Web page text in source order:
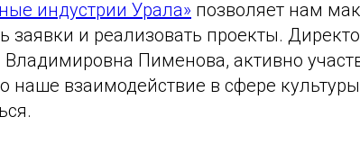
индустрии Урала» позволяет нам
заявки и реализовать проекты.
Владимировна Пименова, активно
наше взаимодействие в сфере